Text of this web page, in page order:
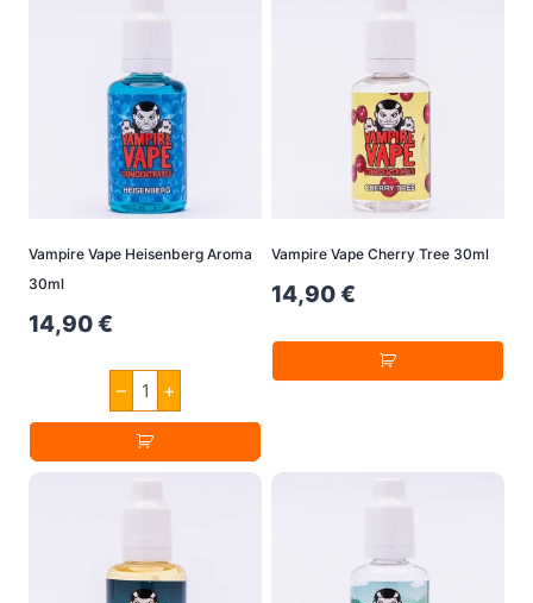
Vampire Vape Heisenberg Aroma
30ml
14,90€
–
Vampire
Vape
Heisenberg
Aroma
30ml
Menge
+
Vampire Vape Cherry Tree 30ml
14,90€